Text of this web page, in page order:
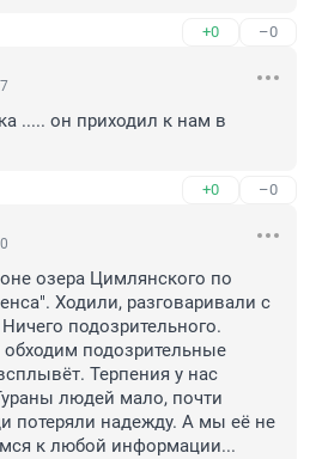
+0 –0
..... он приходил к нам в
+0 –0
озера Цимлянского по
Ходили, разговаривали с
подозрительного.
подозрительные
Терпения у нас
людей мало, почти
потеряли надежду. А мы её не
к любой информации...